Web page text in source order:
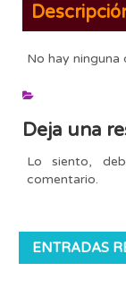
No hay ninguna
Deja una
Lo siento,
comentario.
ENTRADAS